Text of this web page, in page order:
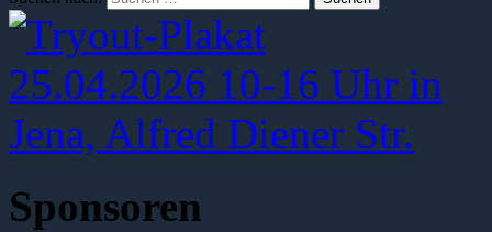
Sponsoren